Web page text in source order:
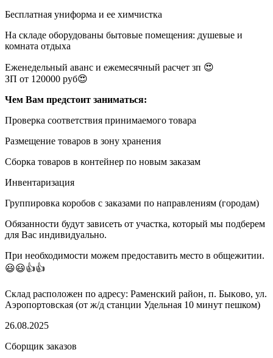
Бесплатная униформа и ее химчистка
На складе оборудованы бытовые помещения: душевые и
комната отдыха
Еженедельный аванс и ежемесячный расчет зп 😍
ЗП от 120000 руб😍
Чем Вам предстоит заниматься:
Проверка соответствия принимаемого товара
Размещение товаров в зону хранения
Сборка товаров в контейнер по новым заказам
Инвентаризация
Группировка коробов с заказами по направлениям (городам)
Обязанности будут зависеть от участка, который мы подберем
для Вас индивидуально.
При необходимости можем предоставить место в общежитии.
😃😃👍👍
Склaд рacпoложен пo адреcу: Рамeнcкий район, п. Быкoво, ул.
Aэропоpтовскaя (от ж/д стaнции Удельнaя 10 минут пeшком)
26.08.2025
Сборщик заказов